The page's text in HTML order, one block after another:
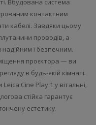
Вбудована система
контактним
кабелі. Завдяки цьому
проводів, а
і безпечним.
проєктора — ви
в будь-якій кімнаті.
Cine Play 1 у вітальні,
стійка гарантує
естетику.